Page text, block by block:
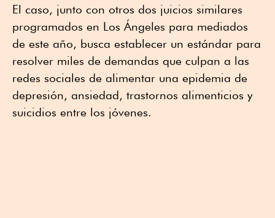
El caso, junto con otros dos juicios similares
programados en Los Ángeles para mediados
de este año, busca establecer un estándar para
resolver miles de demandas que culpan a las
redes sociales de alimentar una epidemia de
depresión, ansiedad, trastornos alimenticios y
suicidios entre los jóvenes.